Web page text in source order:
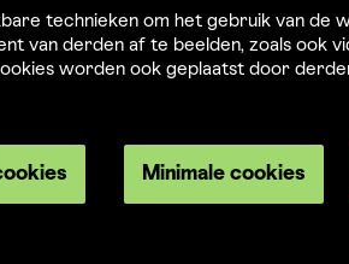
technieken om het gebruik van de
van derden af te beelden, zoals ook
worden ook geplaatst door
Minimale cookies